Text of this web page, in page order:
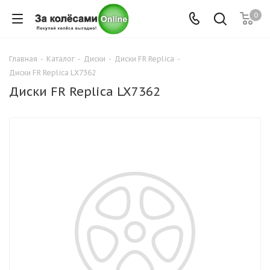
0
Главная - Каталог - Диски - Диски FR Replica -
Диски FR Replica LX7362
Диски FR Replica LX7362